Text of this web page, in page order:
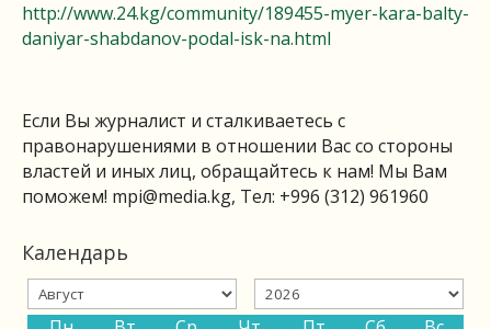
http://www.24.kg/community/189455-myer-kara-balty-
daniyar-shabdanov-podal-isk-na.html
Если Вы журналист и сталкиваетесь с
правонарушениями в отношении Вас со стороны
властей и иных лиц, обращайтесь к нам! Мы Вам
поможем! mpi@media.kg, Тел: +996 (312) 961960
Календарь